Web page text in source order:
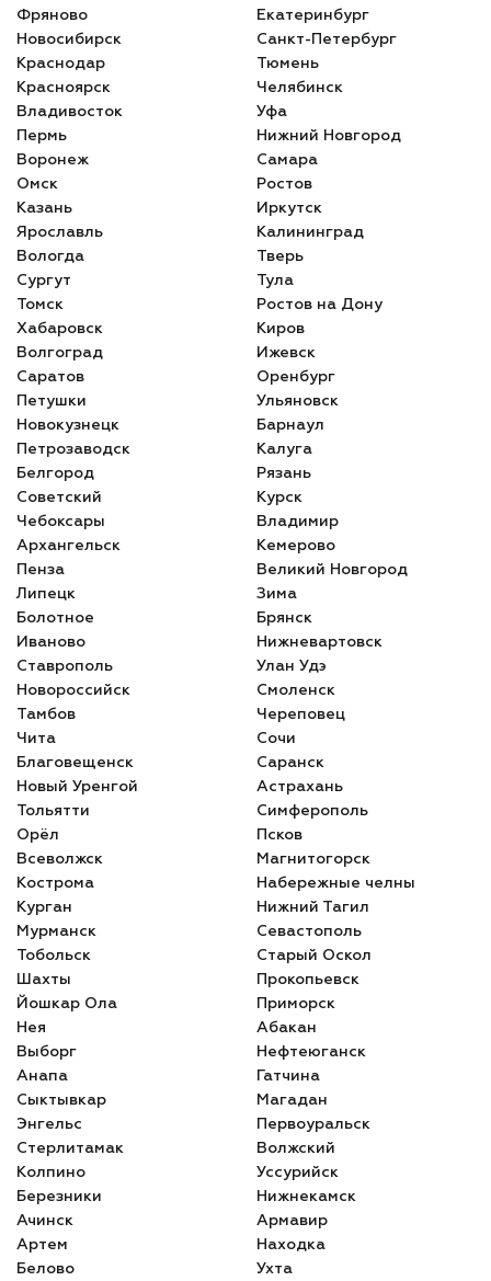
Фряново
Екатеринбург
Новосибирск
Санкт-Петербург
Краснодар
Тюмень
Красноярск
Челябинск
Владивосток
Уфа
Пермь
Нижний Новгород
Воронеж
Самара
Омск
Ростов
Казань
Иркутск
Ярославль
Калининград
Вологда
Тверь
Сургут
Тула
Томск
Ростов на Дону
Хабаровск
Киров
Волгоград
Ижевск
Саратов
Оренбург
Петушки
Ульяновск
Новокузнецк
Барнаул
Петрозаводск
Калуга
Белгород
Рязань
Советский
Курск
Чебоксары
Владимир
Архангельск
Кемерово
Пенза
Великий Новгород
Липецк
Зима
Болотное
Брянск
Иваново
Нижневартовск
Ставрополь
Улан Удэ
Новороссийск
Смоленск
Тамбов
Череповец
Чита
Сочи
Благовещенск
Саранск
Новый Уренгой
Астрахань
Тольятти
Симферополь
Орёл
Псков
Всеволжск
Магнитогорск
Кострома
Набережные челны
Курган
Нижний Тагил
Мурманск
Севастополь
Тобольск
Старый Оскол
Шахты
Прокопьевск
Йошкар Ола
Приморск
Нея
Абакан
Выборг
Нефтеюганск
Анапа
Гатчина
Сыктывкар
Магадан
Энгельс
Первоуральск
Стерлитамак
Волжский
Колпино
Уссурийск
Березники
Нижнекамск
Ачинск
Армавир
Артем
Находка
Белово
Ухта